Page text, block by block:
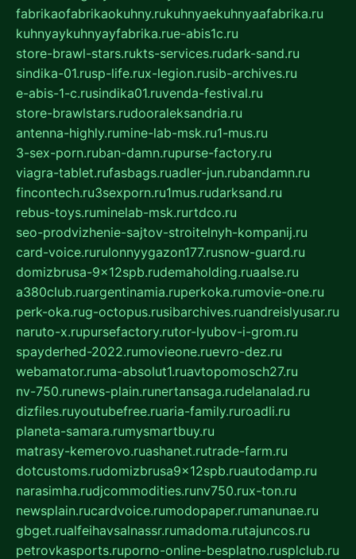
fabrikaofabrikaokuhny.rukuhnyaekuhnyaafabrika.ru
kuhnyaykuhnyayfabrika.rue-abis1c.ru
store-brawl-stars.rukts-services.rudark-sand.ru
sindika-01.rusp-life.rux-legion.rusib-archives.ru
e-abis-1-c.rusindika01.ruvenda-festival.ru
store-brawlstars.rudooraleksandria.ru
antenna-highly.rumine-lab-msk.ru1-mus.ru
3-sex-porn.ruban-damn.rupurse-factory.ru
viagra-tablet.rufasbags.ruadler-jun.rubandamn.ru
fincontech.ru3sexporn.ru1mus.rudarksand.ru
rebus-toys.ruminelab-msk.rurtdco.ru
seo-prodvizhenie-sajtov-stroitelnyh-kompanij.ru
card-voice.rurulonnyygazon177.rusnow-guard.ru
domizbrusa-9x12spb.rudemaholding.ruaalse.ru
a380club.ruargentinamia.ruperkoka.rumovie-one.ru
perk-oka.rug-octopus.rusibarchives.ruandreislyusar.ru
naruto-x.rupursefactory.rutor-lyubov-i-grom.ru
spayderhed-2022.rumovieone.ruevro-dez.ru
webamator.ruma-absolut1.ruavtopomosch27.ru
nv-750.runews-plain.runertansaga.rudelanalad.ru
dizfiles.ruyoutubefree.ruaria-family.ruroadli.ru
planeta-samara.rumysmartbuy.ru
matrasy-kemerovo.ruashanet.rutrade-farm.ru
dotcustoms.rudomizbrusa9x12spb.ruautodamp.ru
narasimha.rudjcommodities.runv750.rux-ton.ru
newsplain.rucardvoice.rumodopaper.rumanunae.ru
gbget.rualfeihavsalnassr.rumadoma.rutajuncos.ru
petrovkasports.ruporno-online-besplatno.rusplclub.ru